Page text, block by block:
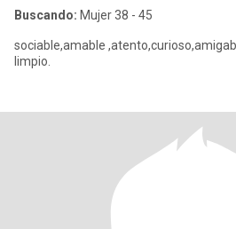
Buscando: Mujer 38 - 45
sociable,amable
limpio.